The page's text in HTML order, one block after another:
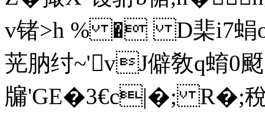
v锗>h % � D棐i7蜎o
茪肭纣~' vJ僻敎q
牖'GE�3€c|�; R�;稅